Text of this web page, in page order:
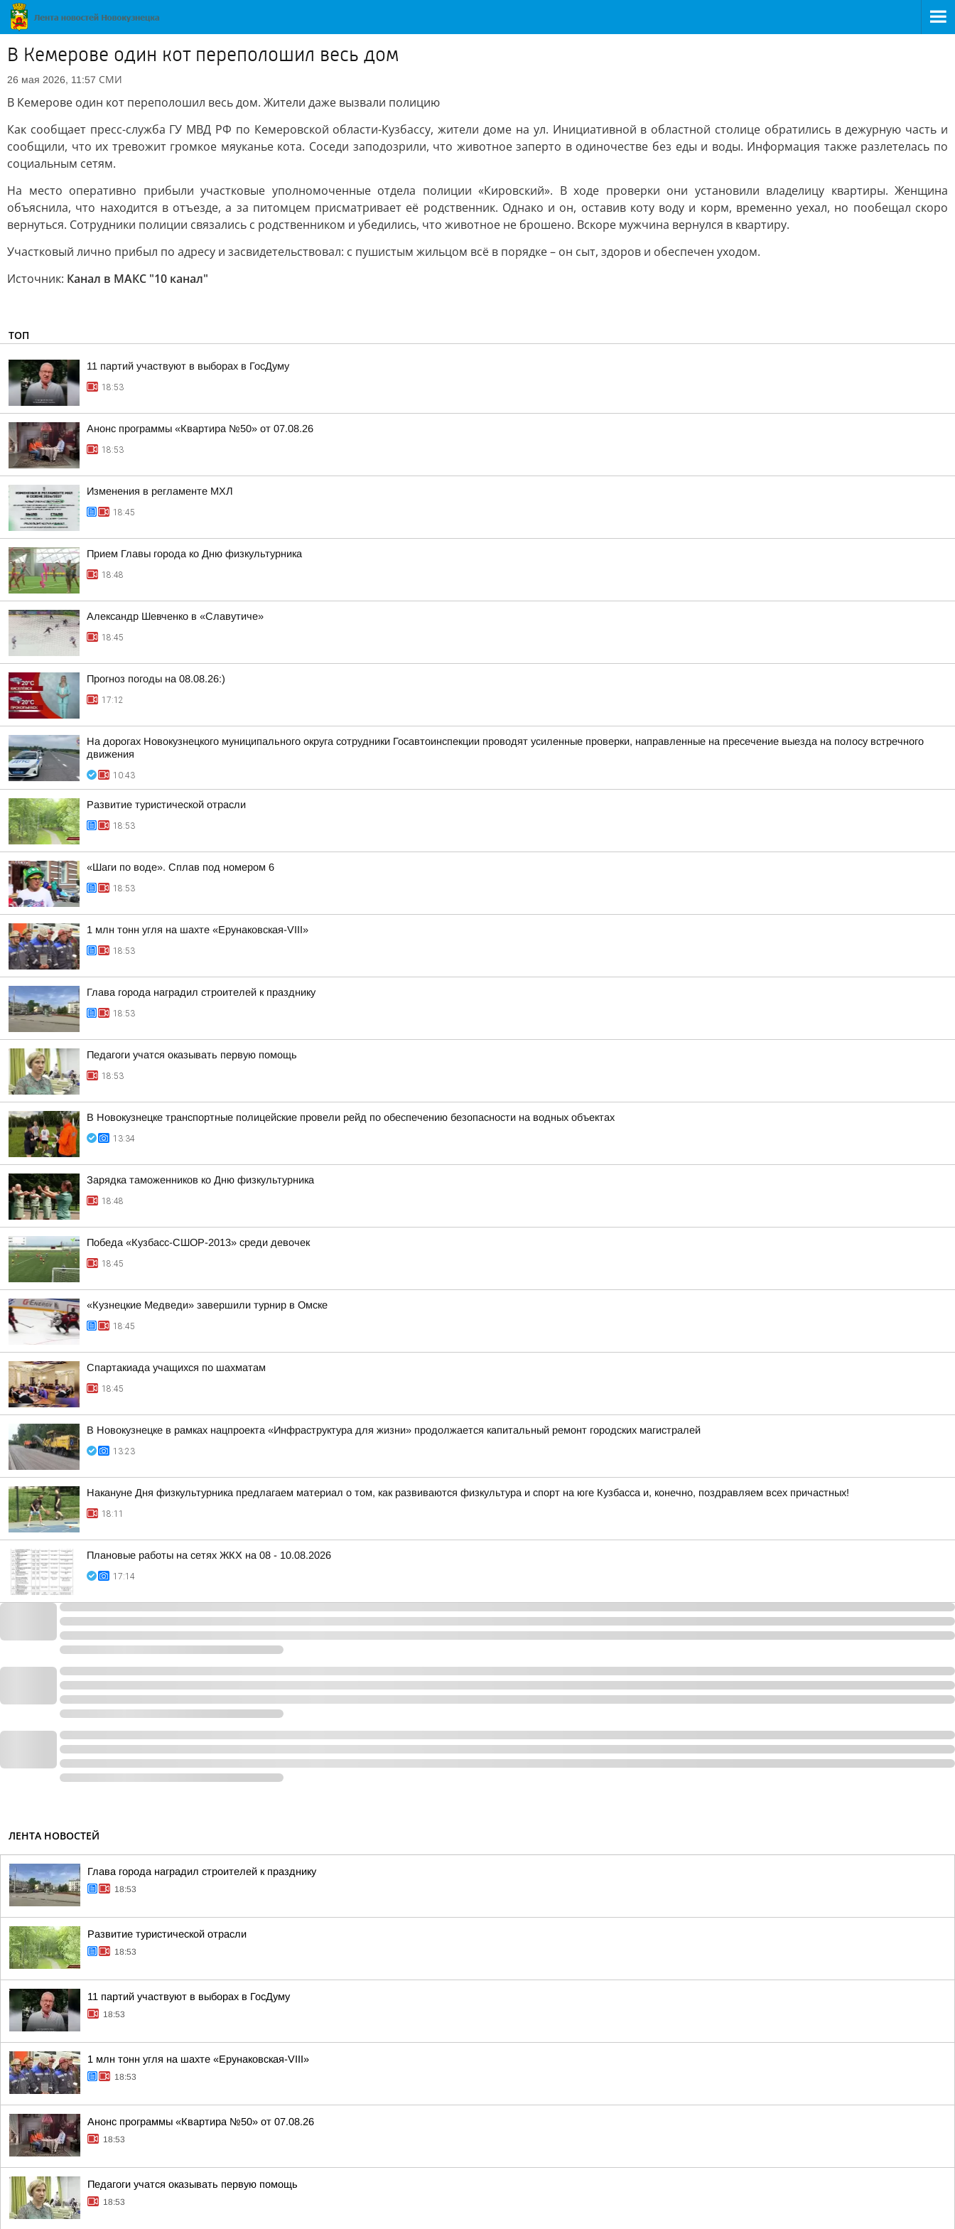
В Кемерове один кот переполошил весь дом
26 мая 2026, 11:57 СМИ
В Кемерове один кот переполошил весь дом. Жители даже вызвали полицию
Как сообщает пресс-служба ГУ МВД РФ по Кемеровской области-Кузбассу, жители доме на ул. Инициативной в областной столице обратились в дежурную часть и
сообщили, что их тревожит громкое мяуканье кота. Соседи заподозрили, что животное заперто в одиночестве без еды и воды. Информация также разлетелась по
социальным сетям.
На место оперативно прибыли участковые уполномоченные отдела полиции «Кировский». В ходе проверки они установили владелицу квартиры. Женщина
объяснила, что находится в отъезде, а за питомцем присматривает её родственник. Однако и он, оставив коту воду и корм, временно уехал, но пообещал скоро
вернуться. Сотрудники полиции связались с родственником и убедились, что животное не брошено. Вскоре мужчина вернулся в квартиру.
Участковый лично прибыл по адресу и засвидетельствовал: с пушистым жильцом всё в порядке – он сыт, здоров и обеспечен уходом.
Источник: Канал в МАКС "10 канал"
ТОП
11 партий участвуют в выборах в ГосДуму
18:53
Анонс программы «Квартира №50» от 07.08.26
18:53
Изменения в регламенте МХЛ
18:45
Прием Главы города ко Дню физкультурника
18:48
Александр Шевченко в «Славутиче»
18:45
Прогноз погоды на 08.08.26:)
17:12
На дорогах Новокузнецкого муниципального округа сотрудники Госавтоинспекции проводят усиленные проверки, направленные на пресечение выезда на полосу встречного
движения
10:43
Развитие туристической отрасли
18:53
«Шаги по воде». Сплав под номером 6
18:53
1 млн тонн угля на шахте «Ерунаковская-VIII»
18:53
Глава города наградил строителей к празднику
18:53
Педагоги учатся оказывать первую помощь
18:53
В Новокузнецке транспортные полицейские провели рейд по обеспечению безопасности на водных объектах
13:34
Зарядка таможенников ко Дню физкультурника
18:48
Победа «Кузбасс-СШОР-2013» среди девочек
18:45
«Кузнецкие Медведи» завершили турнир в Омске
18:45
Спартакиада учащихся по шахматам
18:45
В Новокузнецке в рамках нацпроекта «Инфраструктура для жизни» продолжается капитальный ремонт городских магистралей
13:23
Накануне Дня физкультурника предлагаем материал о том, как развиваются физкультура и спорт на юге Кузбасса и, конечно, поздравляем всех причастных!
18:11
Плановые работы на сетях ЖКХ на 08 - 10.08.2026
17:14
ЛЕНТА НОВОСТЕЙ
Глава города наградил строителей к празднику
18:53
Развитие туристической отрасли
18:53
11 партий участвуют в выборах в ГосДуму
18:53
1 млн тонн угля на шахте «Ерунаковская-VIII»
18:53
Анонс программы «Квартира №50» от 07.08.26
18:53
Педагоги учатся оказывать первую помощь
18:53